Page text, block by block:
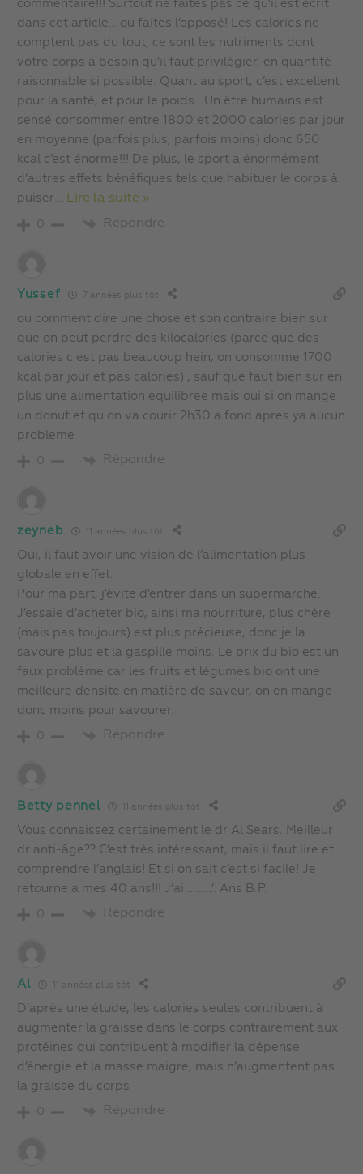
commentaire!!! Surtout ne faites pas ce qu’il est écrit
dans cet article… ou faites l’opposé! Les calories ne
comptent pas du tout, ce sont les nutriments dont
votre corps a besoin qu’il faut privilégier, en quantité
raisonnable si possible. Quant au sport, c’est excellent
pour la santé, et pour le poids : Un être humains est
sensé consommer entre 1800 et 2000 calories par jour
en moyenne (parfois plus, parfois moins) donc 650
kcal c’est énorme!!! De plus, le sport a énormément
d’autres effets bénéfiques tels que habituer le corps à
puiser… Lire la suite »
0 Répondre
Yussef 7 années plus tôt
ou comment dire une chose et son contraire bien sur
que on peut perdre des kilocalories (parce que des
calories c est pas beaucoup hein, on consomme 1700
kcal par jour et pas calories) , sauf que faut bien sur en
plus une alimentation equilibree mais oui si on mange
un donut et qu on va courir 2h30 a fond apres ya aucun
probleme
0 Répondre
zeyneb 11 années plus tôt
Oui, il faut avoir une vision de l’alimentation plus
globale en effet.
Pour ma part, j’évite d’entrer dans un supermarché.
J’essaie d’acheter bio, ainsi ma nourriture, plus chère
(mais pas toujours) est plus précieuse, donc je la
savoure plus et la gaspille moins. Le prix du bio est un
faux problème car les fruits et légumes bio ont une
meilleure densité en matière de saveur, on en mange
donc moins pour savourer.
0 Répondre
Betty pennel 11 années plus tôt
Vous connaissez certainement le dr Al Sears. Meilleur
dr anti-âge?? C’est très intéressant, mais il faut lire et
comprendre l’anglais! Et si on sait c’est si facile! Je
retourne a mes 40 ans!!! J’ai ………’. Ans B.P.
0 Répondre
Al 11 années plus tôt
D’après une étude, les calories seules contribuent à
augmenter la graisse dans le corps contrairement aux
protéines qui contribuent à modifier la dépense
d’énergie et la masse maigre, mais n’augmentent pas
la graisse du corps
0 Répondre